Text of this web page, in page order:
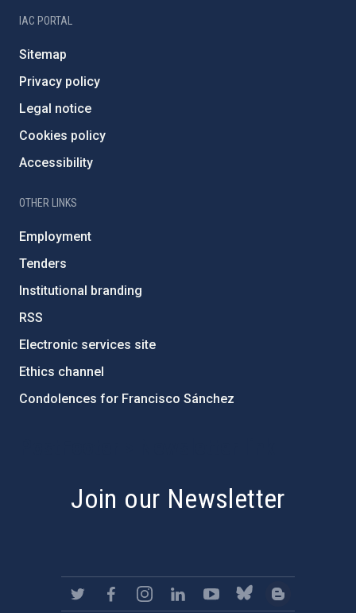
IAC PORTAL
Sitemap
Privacy policy
Legal notice
Cookies policy
Accessibility
OTHER LINKS
Employment
Tenders
Institutional branding
RSS
Electronic services site
Ethics channel
Condolences for Francisco Sánchez
Join our Newsletter